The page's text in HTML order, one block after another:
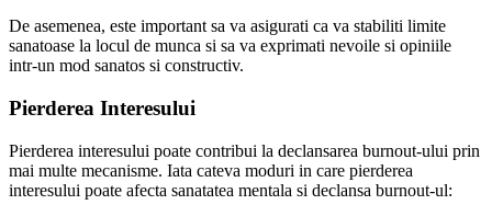
De asemenea, este important sa va asigurati ca va stabiliti limite
sanatoase la locul de munca si sa va exprimati nevoile si opiniile
intr-un mod sanatos si constructiv.
Pierderea Interesului
Pierderea interesului poate contribui la declansarea burnout-ului prin
mai multe mecanisme. Iata cateva moduri in care pierderea
interesului poate afecta sanatatea mentala si declansa burnout-ul: